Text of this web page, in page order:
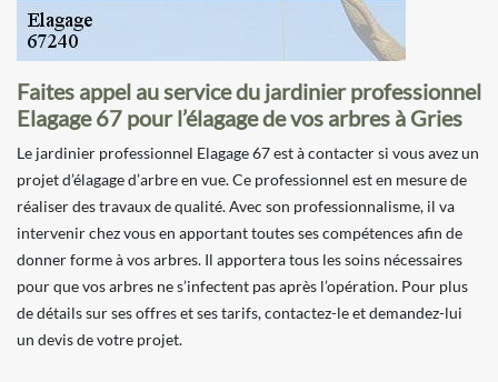
Faites appel au service du jardinier professionnel
Elagage 67 pour l’élagage de vos arbres à Gries
Le jardinier professionnel Elagage 67 est à contacter si vous avez un
projet d’élagage d’arbre en vue. Ce professionnel est en mesure de
réaliser des travaux de qualité. Avec son professionnalisme, il va
intervenir chez vous en apportant toutes ses compétences afin de
donner forme à vos arbres. Il apportera tous les soins nécessaires
pour que vos arbres ne s’infectent pas après l’opération. Pour plus
de détails sur ses offres et ses tarifs, contactez-le et demandez-lui
un devis de votre projet.